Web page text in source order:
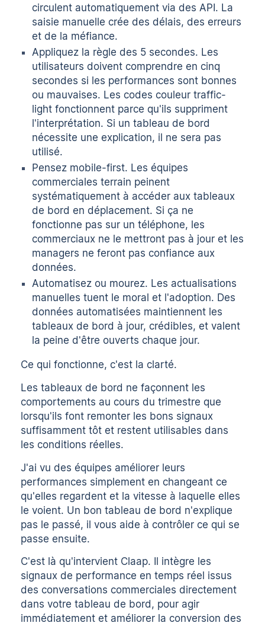
circulent automatiquement via des API. La
saisie manuelle crée des délais, des erreurs
et de la méfiance.
Appliquez la règle des 5 secondes. Les
utilisateurs doivent comprendre en cinq
secondes si les performances sont bonnes
ou mauvaises. Les codes couleur traffic-
light fonctionnent parce qu'ils suppriment
l'interprétation. Si un tableau de bord
nécessite une explication, il ne sera pas
utilisé.
Pensez mobile-first. Les équipes
commerciales terrain peinent
systématiquement à accéder aux tableaux
de bord en déplacement. Si ça ne
fonctionne pas sur un téléphone, les
commerciaux ne le mettront pas à jour et les
managers ne feront pas confiance aux
données.
Automatisez ou mourez. Les actualisations
manuelles tuent le moral et l'adoption. Des
données automatisées maintiennent les
tableaux de bord à jour, crédibles, et valent
la peine d'être ouverts chaque jour.
Ce qui fonctionne, c'est la clarté.
Les tableaux de bord ne façonnent les
comportements au cours du trimestre que
lorsqu'ils font remonter les bons signaux
suffisamment tôt et restent utilisables dans
les conditions réelles.
J'ai vu des équipes améliorer leurs
performances simplement en changeant ce
qu'elles regardent et la vitesse à laquelle elles
le voient. Un bon tableau de bord n'explique
pas le passé, il vous aide à contrôler ce qui se
passe ensuite.
C'est là qu'intervient Claap. Il intègre les
signaux de performance en temps réel issus
des conversations commerciales directement
dans votre tableau de bord, pour agir
immédiatement et améliorer la conversion des